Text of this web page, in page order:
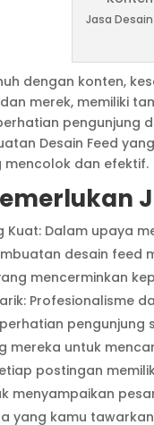
Jasa
dengan konten,
merek, memiliki
pengunjung
Desain Feed
mencolok dan efektif.
Kuat: Dalam upaya
desain feed
mencerminkan
Profesionalisme
mereka untuk
postingan
menyampaikan
yang kamu